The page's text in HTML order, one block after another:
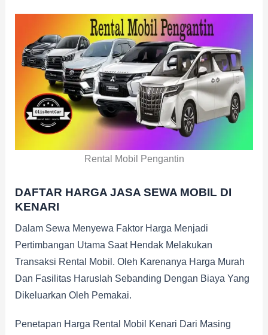
Rental Mobil Pengantin
DAFTAR HARGA JASA SEWA MOBIL DI
KENARI
Dalam Sewa Menyewa Faktor Harga Menjadi
Pertimbangan Utama Saat Hendak Melakukan
Transaksi Rental Mobil. Oleh Karenanya Harga Murah
Dan Fasilitas Haruslah Sebanding Dengan Biaya Yang
Dikeluarkan Oleh Pemakai.
Penetapan Harga Rental Mobil Kenari Dari Masing